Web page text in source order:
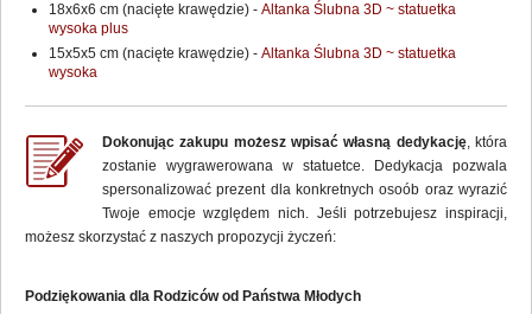
18x6x6 cm (nacięte krawędzie) -Altanka Ślubna 3D ~ statuetka
wysoka plus
15x5x5 cm (nacięte krawędzie) -Altanka Ślubna 3D ~ statuetka
wysoka
Dokonując zakupu możesz wpisać własną dedykację, która
zostanie wygrawerowana w statuetce. Dedykacja pozwala
spersonalizować prezent dla konkretnych osoób oraz wyrazić
Twoje emocje względem nich. Jeśli potrzebujesz inspiracji,
możesz skorzystać z naszych propozycji życzeń:
Podziękowania dla Rodziców od Państwa Młodych